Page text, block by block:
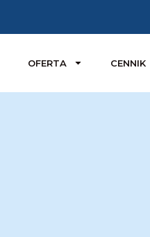
OFERTA CENNIK